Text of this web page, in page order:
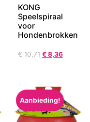
KONG
Speelspiraal
voor
Hondenbrokken
€10,71 €8,36
Aanbieding!